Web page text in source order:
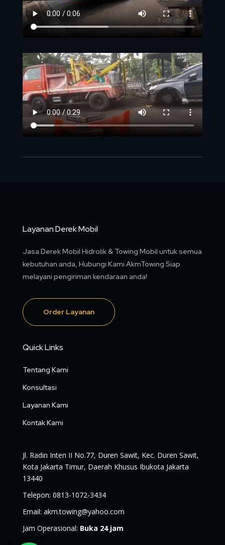
Layanan Derek Mobil
Jasa Derek Mobil Hidrolik & Towing Mobil untuk semua
kebutuhan anda, Hubungi Kami AkmTowing Siap
melayani pengiriman kendaraan anda!
Order Layanan
Quick Links
Tentang Kami
Konsultasi
Layanan Kami
Kontak Kami
Jl. Radin Inten II No.77, Duren Sawit, Kec. Duren Sawit,
Kota Jakarta Timur, Daerah Khusus Ibukota Jakarta
13440
Telepon: 0813-1072-3434
Email: akm.towing@yahoo.com
Jam Operasional: Buka 24 jam